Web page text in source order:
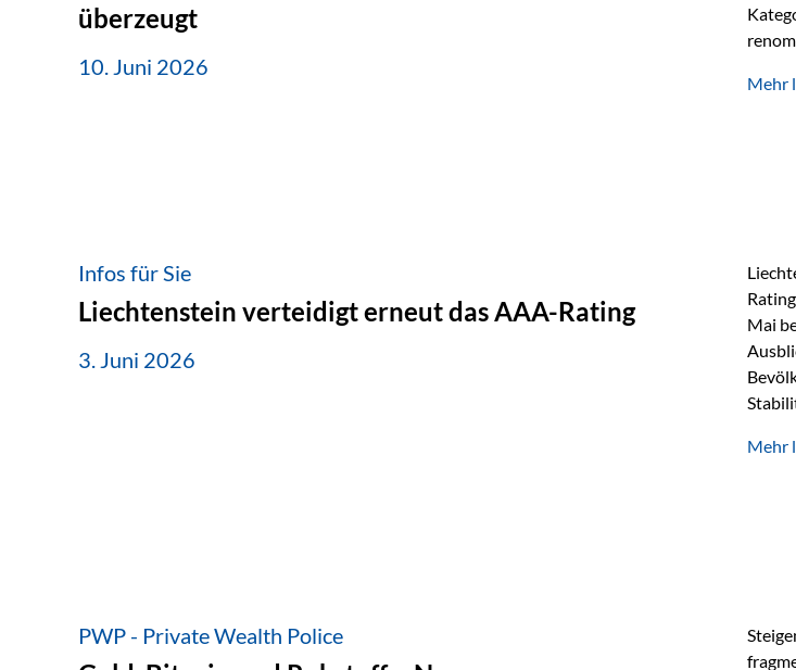
überzeugt
10. Juni 2026
und
Mehr
Infos für Sie
Liechtenstein verteidigt erneut das AAA-Rating
3. Juni 2026
Mai
Mehr
PWP - Private Wealth Police